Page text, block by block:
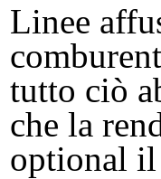
Linee
tutto ciò
che la
optional il